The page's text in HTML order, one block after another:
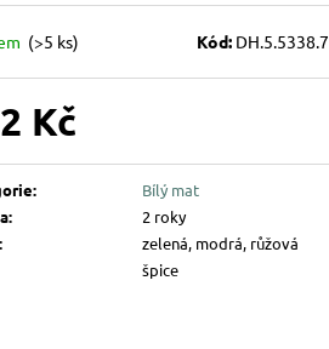
(>5 ks) Kód: DH.5.5338.7
Kč
:
Bílý mat
:
2 roky
:
zelená, modrá, růžová
špice
144 Kč